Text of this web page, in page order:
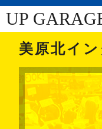
UP
美原北イ